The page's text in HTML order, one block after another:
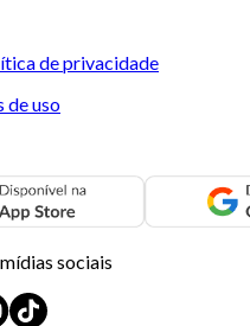
de privacidade
de uso
sociais